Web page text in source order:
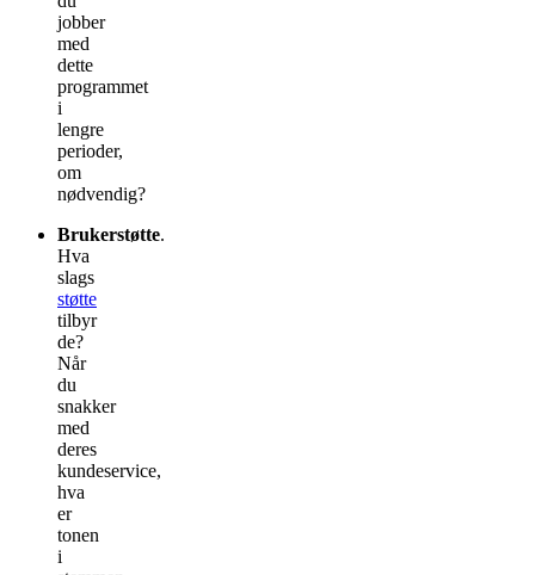
jobber
med
dette
programmet
i
lengre
perioder,
om
nødvendig?
Brukerstøtte.
Hva
slags
støtte
tilbyr
de?
Når
du
snakker
med
deres
kundeservice,
hva
er
tonen
i